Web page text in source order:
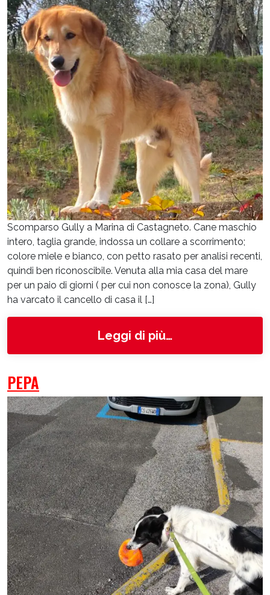
Scomparso Gully a Marina di Castagneto. Cane maschio
intero, taglia grande, indossa un collare a scorrimento;
colore miele e bianco, con petto rasato per analisi recenti,
quindi ben riconoscibile. Venuta alla mia casa del mare
per un paio di giorni ( per cui non conosce la zona), Gully
ha varcato il cancello di casa il […]
Leggi di più…from Gully
PEPA